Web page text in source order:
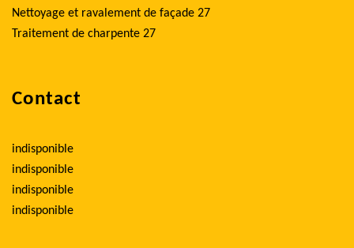
Nettoyage et ravalement de façade 27
Traitement de charpente 27
Contact
indisponible
indisponible
indisponible
indisponible